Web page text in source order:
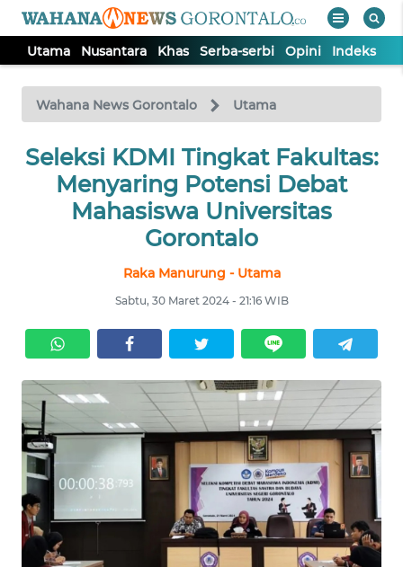
Utama Nusantara Khas Serba-serbi Opini Indeks
Wahana News Gorontalo Utama
Seleksi KDMI Tingkat Fakultas:
Menyaring Potensi Debat
Mahasiswa Universitas
Gorontalo
Raka Manurung - Utama
Sabtu, 30 Maret 2024 - 21:16 WIB
TV
Tutup
UTAMA
NUSANTARA
SERBI
OPINI
Informasi
INDEKS
BERITA
KONTAK
KAMI